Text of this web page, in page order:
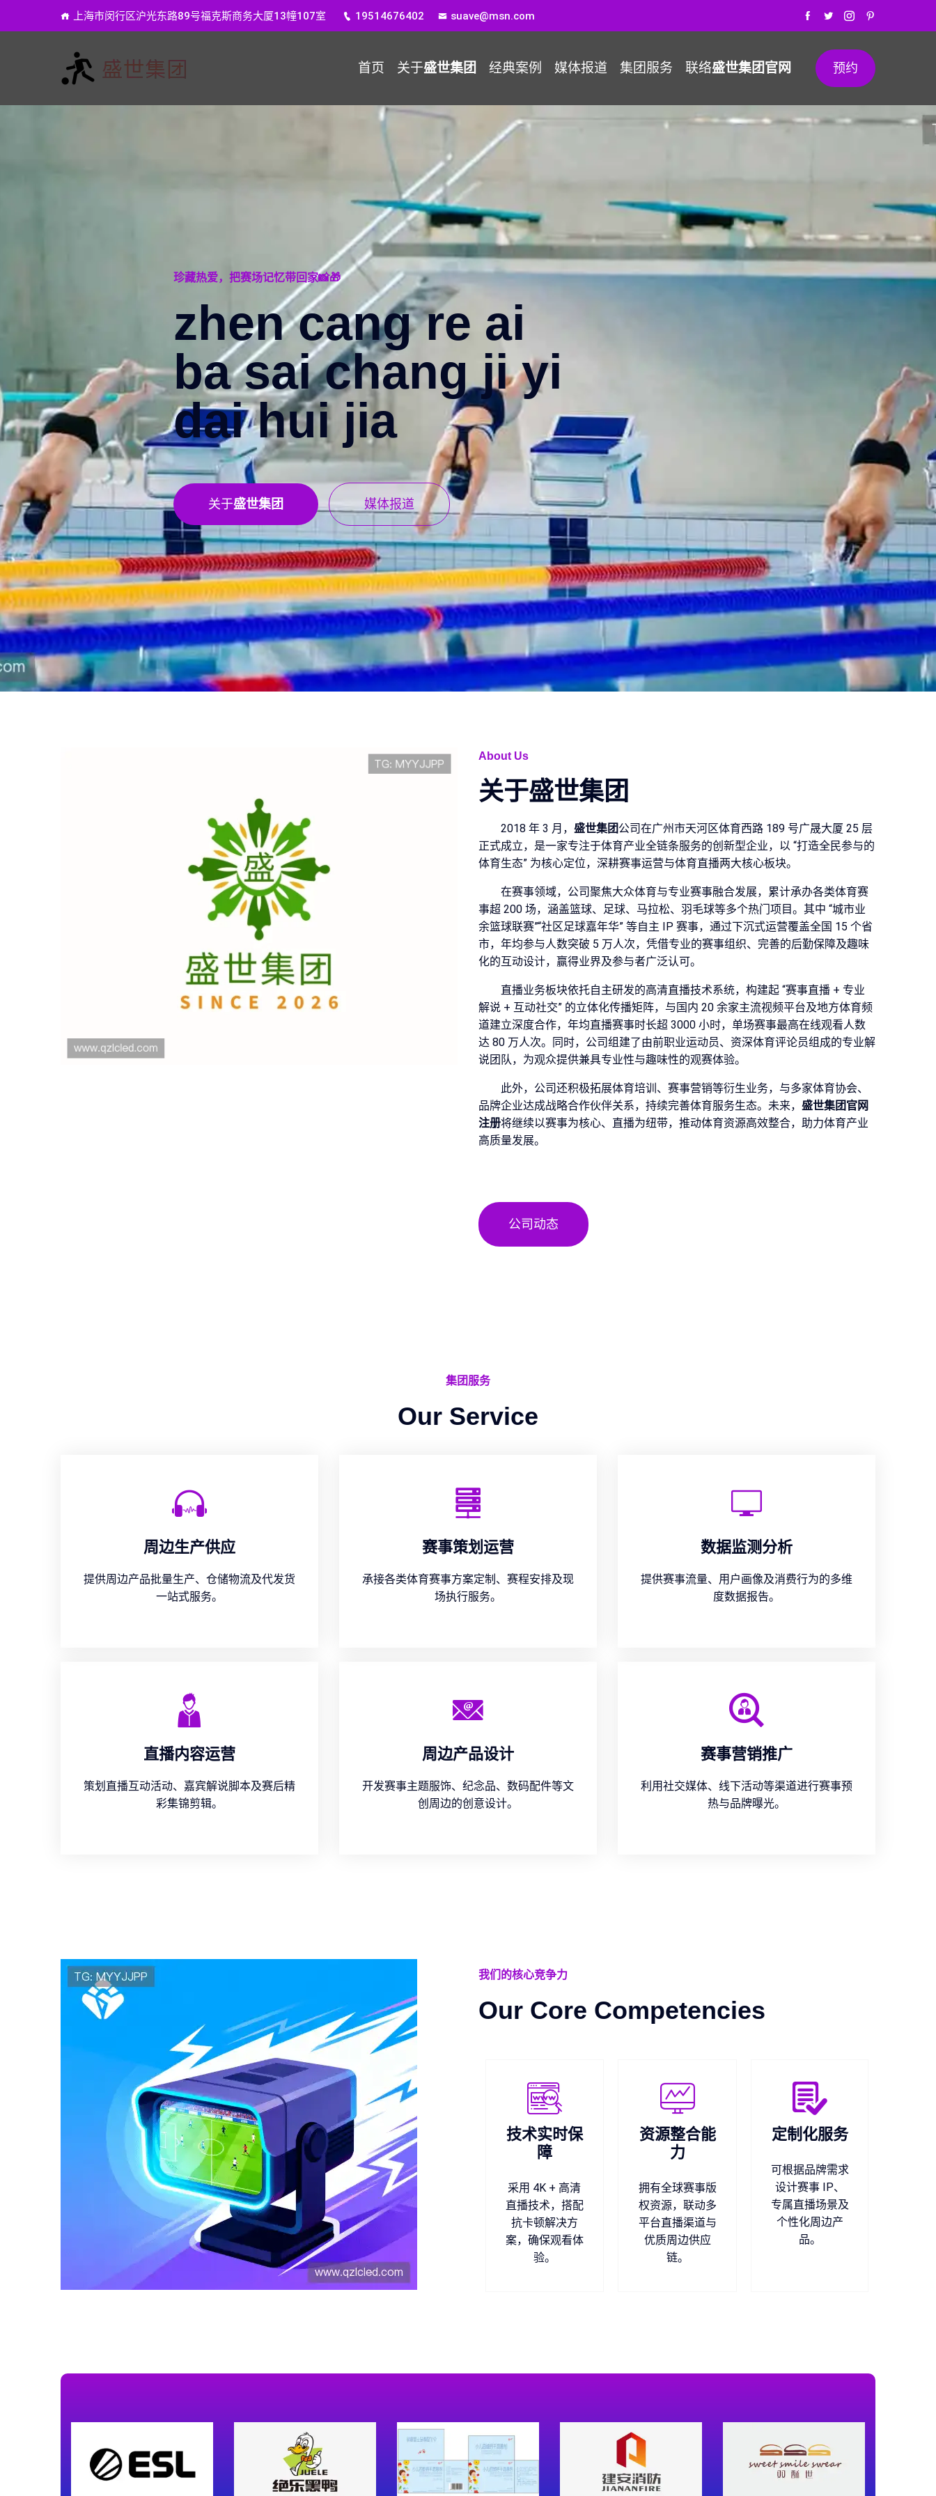
上海市闵行区沪光东路89号福克斯商务大厦13幢107室 19514676402 suave@msn.com
首页 关于盛世集团 经典案例 媒体报道 集团服务 联络盛世集团官网 预约
珍藏热爱，把赛场记忆带回家📸🎁
zhen cang re ai
ba sai chang ji yi
dai hui jia
关于盛世集团 媒体报道
About Us
关于盛世集团
2018 年 3 月， 盛世集团公司在广州市天河区体育西路 189 号广晟大厦 25 层
正式成立，是一家专注于体育产业全链条服务的创新型企业，以 “打造全民参与的
体育生态” 为核心定位，深耕赛事运营与体育直播两大核心板块。
在赛事领域，公司聚焦大众体育与专业赛事融合发展，累计承办各类体育赛
事超 200 场，涵盖篮球、足球、马拉松、羽毛球等多个热门项目。其中 “城市业
余篮球联赛”“社区足球嘉年华” 等自主 IP 赛事，通过下沉式运营覆盖全国 15 个省
市，年均参与人数突破 5 万人次，凭借专业的赛事组织、完善的后勤保障及趣味
化的互动设计，赢得业界及参与者广泛认可。
直播业务板块依托自主研发的高清直播技术系统，构建起 “赛事直播 + 专业
解说 + 互动社交” 的立体化传播矩阵，与国内 20 余家主流视频平台及地方体育频
道建立深度合作，年均直播赛事时长超 3000 小时，单场赛事最高在线观看人数
达 80 万人次。同时，公司组建了由前职业运动员、资深体育评论员组成的专业解
说团队，为观众提供兼具专业性与趣味性的观赛体验。
此外，公司还积极拓展体育培训、赛事营销等衍生业务，与多家体育协会、
品牌企业达成战略合作伙伴关系，持续完善体育服务生态。未来， 盛世集团官网
注册将继续以赛事为核心、直播为纽带，推动体育资源高效整合，助力体育产业
高质量发展。
公司动态
集团服务
Our Service
周边生产供应
提供周边产品批量生产、仓储物流及代发货
一站式服务。
赛事策划运营
承接各类体育赛事方案定制、赛程安排及现
场执行服务。
数据监测分析
提供赛事流量、用户画像及消费行为的多维
度数据报告。
直播内容运营
策划直播互动活动、嘉宾解说脚本及赛后精
彩集锦剪辑。
周边产品设计
开发赛事主题服饰、纪念品、数码配件等文
创周边的创意设计。
赛事营销推广
利用社交媒体、线下活动等渠道进行赛事预
热与品牌曝光。
我们的核心竞争力
Our Core Competencies
技术实时保
障
采用 4K + 高清
直播技术，搭配
抗卡顿解决方
案，确保观看体
验。
资源整合能
力
拥有全球赛事版
权资源，联动多
平台直播渠道与
优质周边供应
链。
定制化服务
可根据品牌需求
设计赛事 IP、
专属直播场景及
个性化周边产
品。